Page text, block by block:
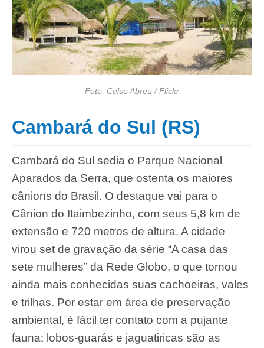
Foto: Celso Abreu / Flickr
Cambará do Sul (RS)
Cambará do Sul sedia o Parque Nacional
Aparados da Serra, que ostenta os maiores
cânions do Brasil. O destaque vai para o
Cânion do Itaimbezinho, com seus 5,8 km de
extensão e 720 metros de altura. A cidade
virou set de gravação da série “A casa das
sete mulheres” da Rede Globo, o que tornou
ainda mais conhecidas suas cachoeiras, vales
e trilhas. Por estar em área de preservação
ambiental, é fácil ter contato com a pujante
fauna: lobos-guarás e jaguatiricas são as